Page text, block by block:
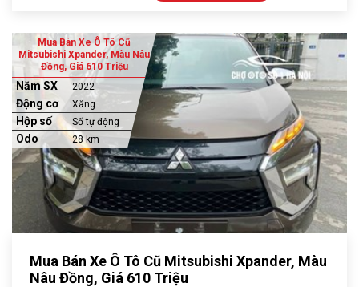
Mua Bán Xe Ô Tô Cũ
Mitsubishi Xpander, Màu Nâu
Đồng, Giá 610 Triệu
Năm SX 2022
Động cơ Xăng
Hộp số Số tự động
Odo 28 km
Mua Bán Xe Ô Tô Cũ Mitsubishi Xpander, Màu
Nâu Đồng, Giá 610 Triệu